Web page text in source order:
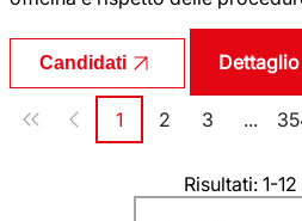
Candidati
Paginazione
Pagina
1 Pagina
2 Pagina
3 ...
Risultati: 1-